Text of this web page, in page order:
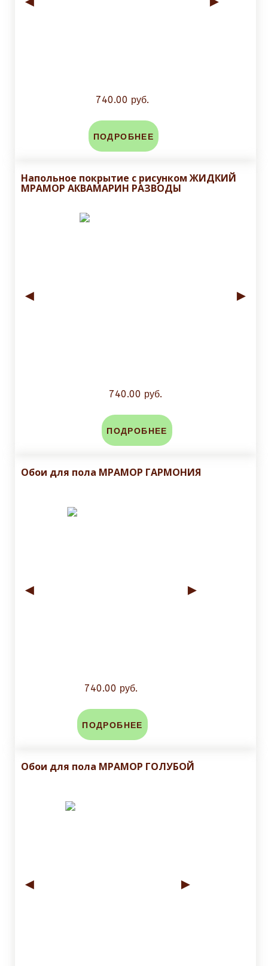
740.00 руб.
ПОДРОБНЕЕ
Напольное покрытие с рисунком ЖИДКИЙ
МРАМОР АКВАМАРИН РАЗВОДЫ
◄ ►
740.00 руб.
ПОДРОБНЕЕ
Обои для пола МРАМОР ГАРМОНИЯ
◄ ►
740.00 руб.
ПОДРОБНЕЕ
Обои для пола МРАМОР ГОЛУБОЙ
◄ ►